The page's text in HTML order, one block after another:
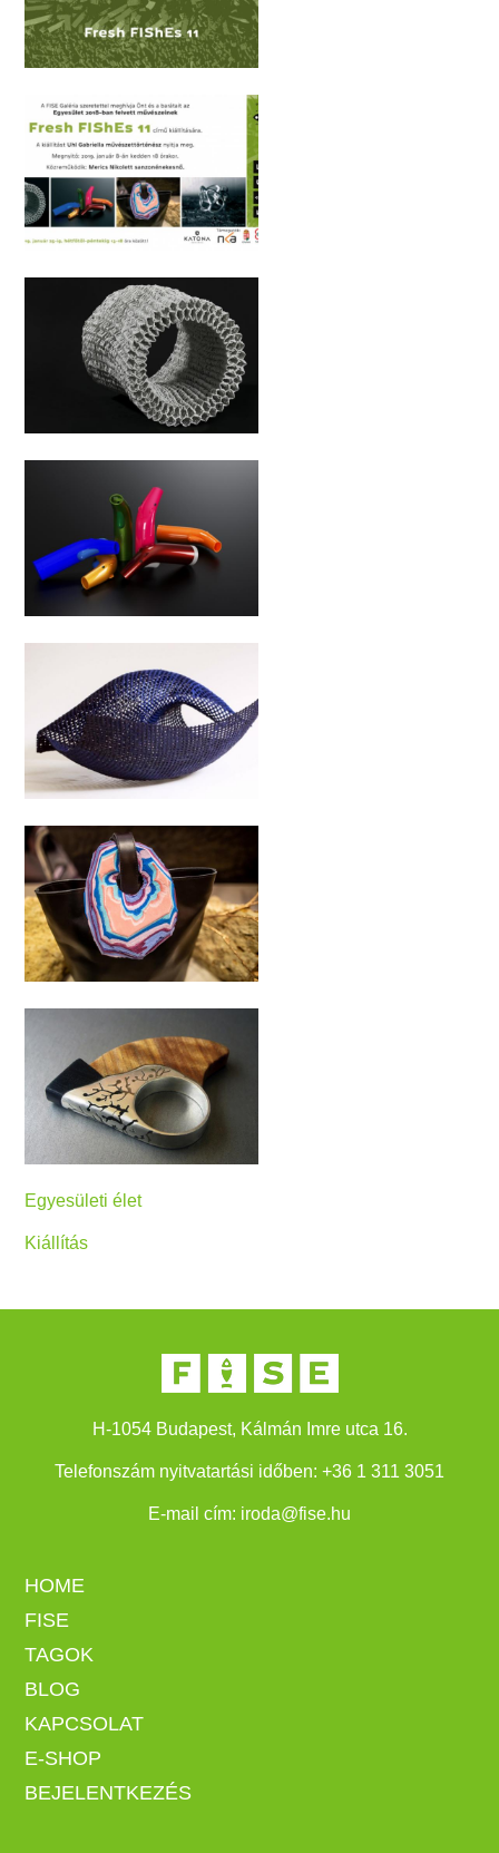
Egyesületi élet
Kiállítás
H-1054 Budapest, Kálmán Imre utca 16.
Telefonszám nyitvatartási időben: +36 1 311 3051
E-mail cím: iroda@fise.hu
HOME
FISE
TAGOK
BLOG
KAPCSOLAT
E-SHOP
BEJELENTKEZÉS